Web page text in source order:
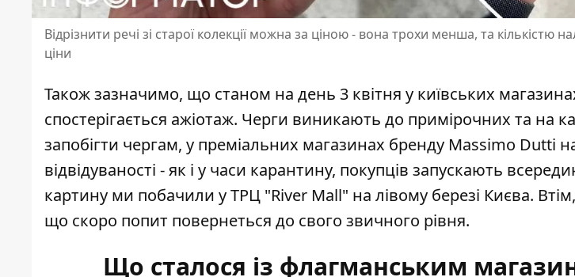
Відрізнити речі зі старої колекції можна за ціною - вона трохи менша, та кількістю
ціни
Також зазначимо, що станом на день 3 квітня у київських
спостерігається ажіотаж. Черги виникають до примірочних та на
запобігти чергам, у преміальних магазинах бренду Massimo Dutti
відвідуваності - як і у часи карантину, покупців запускають
картину ми побачили у ТРЦ "River Mall" на лівому березі Києва.
що скоро попит повернеться до свого звичного рівня.
Що сталося із флагманським